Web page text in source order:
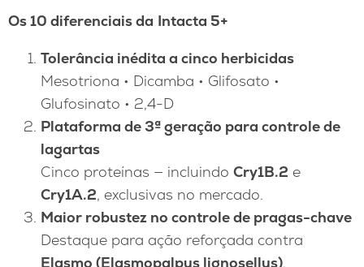
Os 10 diferenciais da Intacta 5+
Tolerância inédita a cinco herbicidas
Mesotriona • Dicamba • Glifosato •
Glufosinato • 2,4-D
Plataforma de 3ª geração para controle de
lagartas
Cinco proteínas — incluindo Cry1B.2 e
Cry1A.2, exclusivas no mercado.
Maior robustez no controle de pragas-chave
Destaque para ação reforçada contra
Elasmo (Elasmopalpus lignosellus).